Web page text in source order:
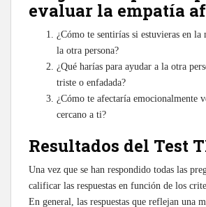
evaluar la empatía
¿Cómo te sentirías si estuvieras en la
la otra persona?
¿Qué harías para ayudar a la otra
triste o enfadada?
¿Cómo te afectaría emocionalmente
cercano a ti?
Resultados del Test
Una vez que se han respondido todas las
calificar las respuestas en función de los
En general, las respuestas que reflejan una